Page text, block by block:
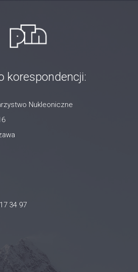
korespondencji:
Nukleoniczne
34 97